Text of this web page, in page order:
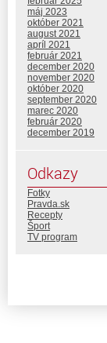
máj 2023
október 2021
august 2021
apríl 2021
február 2021
december 2020
november 2020
október 2020
september 2020
marec 2020
február 2020
december 2019
Odkazy
Fotky
Pravda.sk
Recepty
Šport
TV program